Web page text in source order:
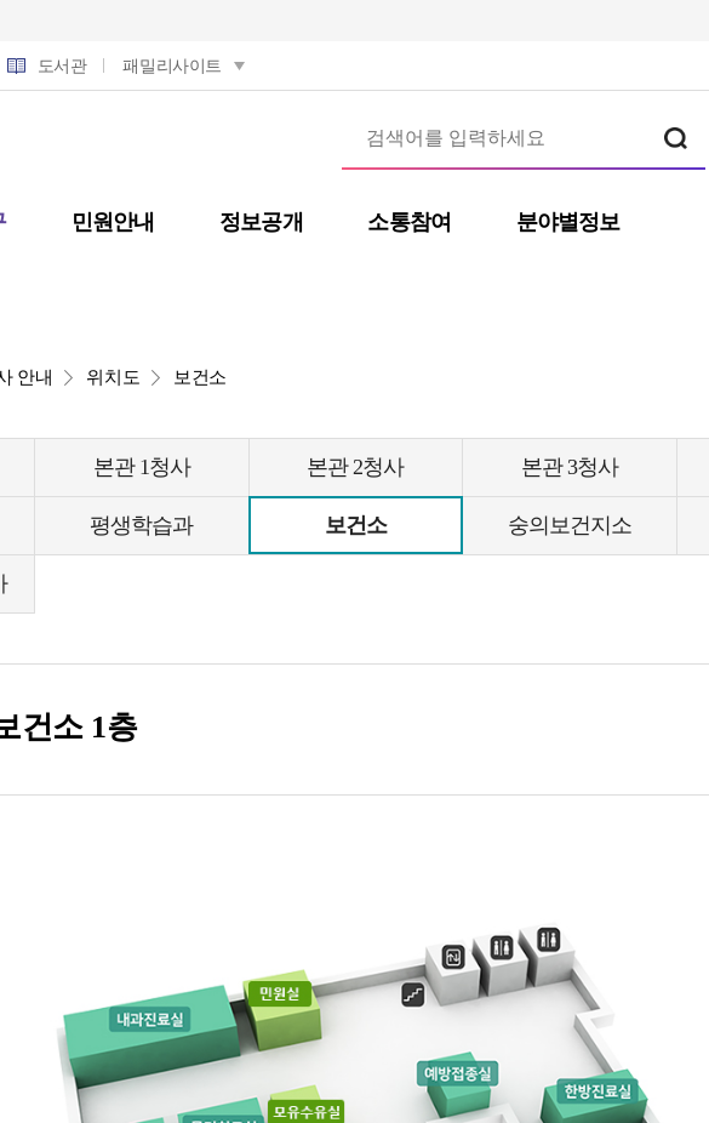
도서관 패밀리사이트
민원안내 정보공개 소통참여 분야별정보
안내 위치도 보건소
본관 1청사 본관 2청사 본관 3청사
평생학습과 보건소 숭의보건지소
건소 1층